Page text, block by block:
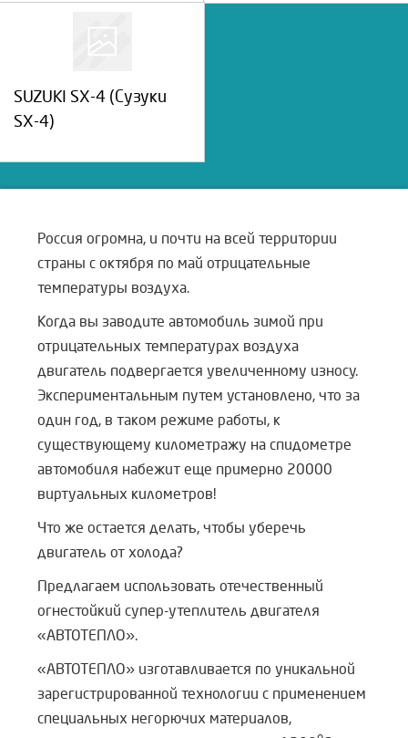
SUZUKI SX-4 (Сузуки
SX-4)
Россия огромна, и почти на всей территории
страны с октября по май отрицательные
температуры воздуха.
Когда вы заводите автомобиль зимой при
отрицательных температурах воздуха
двигатель подвергается увеличенному износу.
Экспериментальным путем установлено, что за
один год, в таком режиме работы, к
существующему километражу на спидометре
автомобиля набежит еще примерно 20000
виртуальных километров!
Что же остается делать, чтобы уберечь
двигатель от холода?
Предлагаем использовать отечественный
огнестойкий супер-утеплитель двигателя
«АВТОТЕПЛО».
«АВТОТЕПЛО» изготавливается по уникальной
зарегистрированной технологии с применением
специальных негорючих материалов,